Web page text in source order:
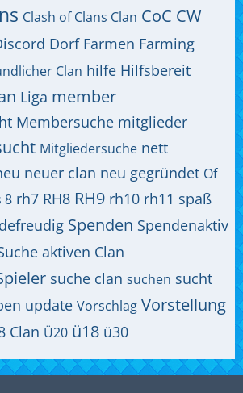
Clash of Clans Clan CoC CW
Dorf Farmen Farming
Clan hilfe Hilfsbereit
Liga member
Membersuche mitglieder
Mitgliedersuche nett
neuer clan neu gegründet Of
8 rh7 RH8 RH9 rh10 rh11 spaß
Spenden Spendenaktiv
aktiven Clan
suche clan suchen sucht
update Vorschlag Vorstellung
Clan Ü20 ü18 ü30